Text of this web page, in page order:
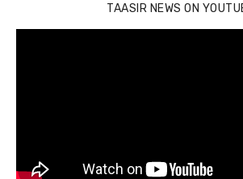
TAASIR NEWS ON